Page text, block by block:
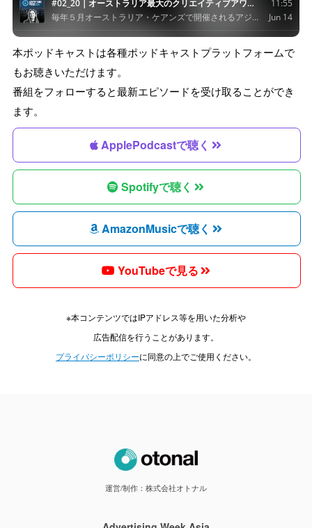
本ポッドキャストは各種ポッドキャストプラットフォームで
もお聴きいただけます。
番組をフォローすると最新エピソードを受け取ることができ
ます。
ApplePodcastで聴く
Spotifyで聴く
AmazonMusicで聴く
YouTubeで見る
※本コンテンツではIPアドレス等を用いた分析や
広告配信を行うことがあります。
プライバシーポリシーに同意の上でご使用ください。
運営/制作：株式会社オトナル